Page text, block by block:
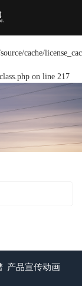
cache/
on line 217
产品宣传动画